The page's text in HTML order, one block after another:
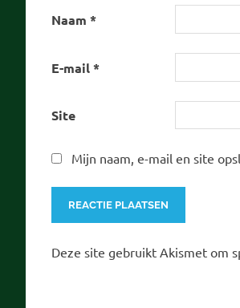
Naam *
E-mail*
Site
Mijn naam, e-mail en site
Deze site gebruikt Akismet om